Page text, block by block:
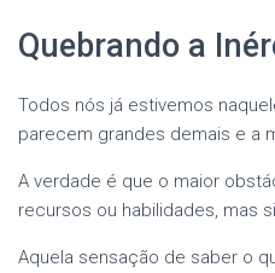
Quebrando a
Todos nós já estivemos
parecem grandes demais e a
A verdade é que o maior
recursos ou habilidades, mas
Aquela sensação de saber o